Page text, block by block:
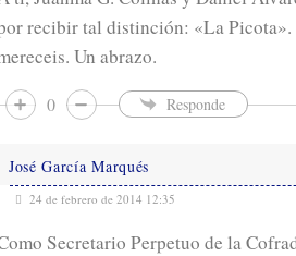
recibir tal distinción: «La Picota».
Un abrazo.
0 Responde
José García Marqués
24 de febrero de 2014 12:35
Secretario Perpetuo de la